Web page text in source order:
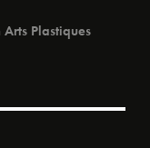
Arts Plastiques